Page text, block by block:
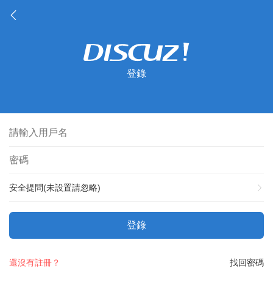
登錄
安全提問(未設置請忽略)
登錄
找回密碼
還沒有註冊？